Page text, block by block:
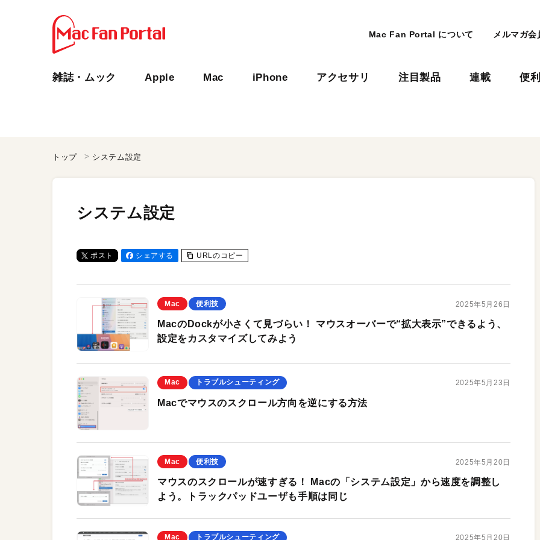
Mac Fan Portal について メルマガ会
雑誌・ムック Apple Mac iPhone アクセサリ 注目製品 連載 便
トップ システム設定
システム設定
ポスト シェアする URLのコピー
Mac 便利技 2025年5月26日
MacのDockが小さくて見づらい！ マウスオーバーで“拡大表示”できるよう、
設定をカスタマイズしてみよう
Mac トラブルシューティング 2025年5月23日
Macでマウスのスクロール方向を逆にする方法
Mac 便利技 2025年5月20日
マウスのスクロールが速すぎる！ Macの「システム設定」から速度を調整し
よう。トラックパッドユーザも手順は同じ
Mac トラブルシューティング 2025年5月20日